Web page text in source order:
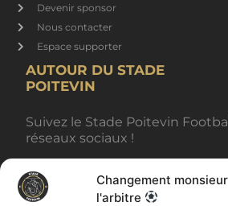
Changement monsieur
l'arbitre
Devenir sponsor
Nous contacter
Espace supporter
AUTOUR DU STADE
POITEVIN
Suivez le Stade Poitevin
réseaux sociaux !
BILLETTERIE